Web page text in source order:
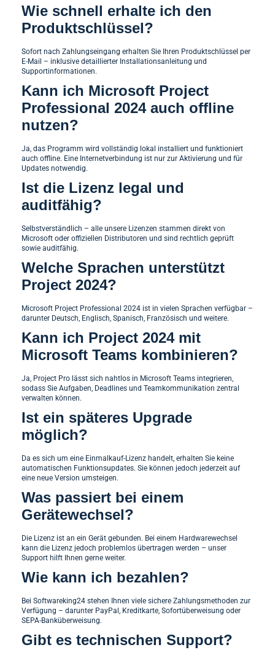
Wie schnell erhalte ich den
Produktschlüssel?
Sofort nach Zahlungseingang erhalten Sie Ihren Produktschlüssel per
E-Mail – inklusive detaillierter Installationsanleitung und
Supportinformationen.
Kann ich Microsoft Project
Professional 2024 auch offline
nutzen?
Ja, das Programm wird vollständig lokal installiert und funktioniert
auch offline. Eine Internetverbindung ist nur zur Aktivierung und für
Updates notwendig.
Ist die Lizenz legal und
auditfähig?
Selbstverständlich – alle unsere Lizenzen stammen direkt von
Microsoft oder offiziellen Distributoren und sind rechtlich geprüft
sowie auditfähig.
Welche Sprachen unterstützt
Project 2024?
Microsoft Project Professional 2024 ist in vielen Sprachen verfügbar –
darunter Deutsch, Englisch, Spanisch, Französisch und weitere.
Kann ich Project 2024 mit
Microsoft Teams kombinieren?
Ja, Project Pro lässt sich nahtlos in Microsoft Teams integrieren,
sodass Sie Aufgaben, Deadlines und Teamkommunikation zentral
verwalten können.
Ist ein späteres Upgrade
möglich?
Da es sich um eine Einmalkauf-Lizenz handelt, erhalten Sie keine
automatischen Funktionsupdates. Sie können jedoch jederzeit auf
eine neue Version umsteigen.
Was passiert bei einem
Gerätewechsel?
Die Lizenz ist an ein Gerät gebunden. Bei einem Hardwarewechsel
kann die Lizenz jedoch problemlos übertragen werden – unser
Support hilft Ihnen gerne weiter.
Wie kann ich bezahlen?
Bei Softwareking24 stehen Ihnen viele sichere Zahlungsmethoden zur
Verfügung – darunter PayPal, Kreditkarte, Sofortüberweisung oder
SEPA-Banküberweisung.
Gibt es technischen Support?